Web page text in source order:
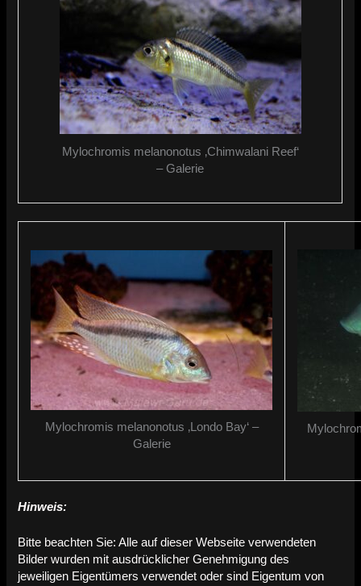
Mylochromis melanonotus ‚Chimwalani Reef‘
– Galerie
Mylochromis melanonotus ‚Londo Bay‘ –
Galerie
Hinweis:
Bitte beachten Sie: Alle auf dieser Webseite verwendeten
Bilder wurden mit ausdrücklicher Genehmigung des
jeweiligen Eigentümers verwendet oder sind Eigentum von